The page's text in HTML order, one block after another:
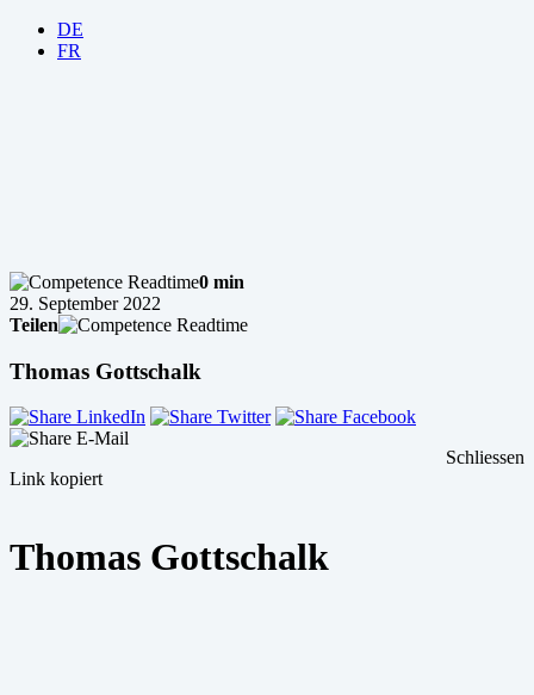
DE
FR
0 min
29. September 2022
Teilen
Thomas Gottschalk
Link kopiert
Schliessen
Thomas Gottschalk